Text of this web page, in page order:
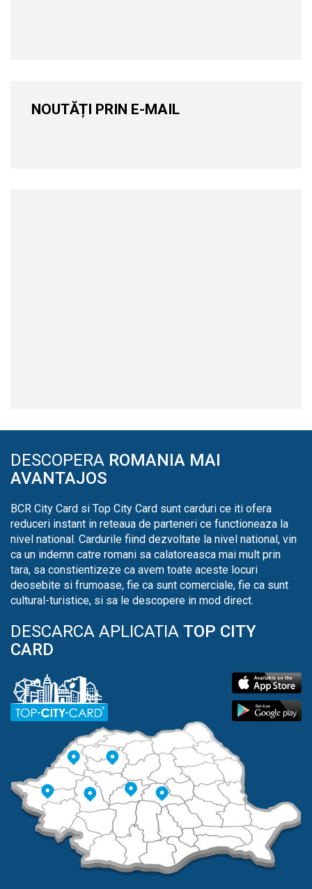
NOUTĂȚI PRIN E-MAIL
DESCOPERA ROMANIA MAI
AVANTAJOS
BCR City Card si Top City Card sunt carduri ce iti ofera
reduceri instant in reteaua de parteneri ce functioneaza la
nivel national. Cardurile fiind dezvoltate la nivel national, vin
ca un indemn catre romani sa calatoreasca mai mult prin
tara, sa constientizeze ca avem toate aceste locuri
deosebite si frumoase, fie ca sunt comerciale, fie ca sunt
cultural-turistice, si sa le descopere in mod direct.
DESCARCA APLICATIA TOP CITY
CARD